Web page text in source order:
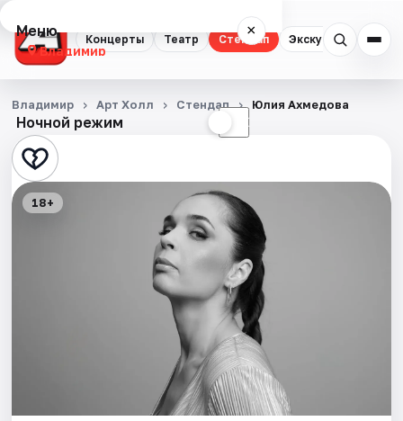
Концерты Театр Стендап Экскурсии
Меню ×
Владимир
Концерты
Театр
Стендап
Ночной режим ☾
Владимир Арт Холл Стендап Юлия Ахмедова
18+